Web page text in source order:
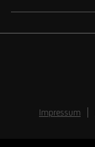
Impressum